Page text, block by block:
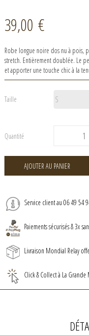
39,00 €
Robe longue noire dos nu à pois,
stretch. Entièrement doublée. Le
et apporter une touche chic à la
Taille
Quantité
AJOUTER AU PANIER
Service client au 06 49 54
Paiements sécurisés & 3x
Livraison Mondial Relay
Click & Collect à La Grande